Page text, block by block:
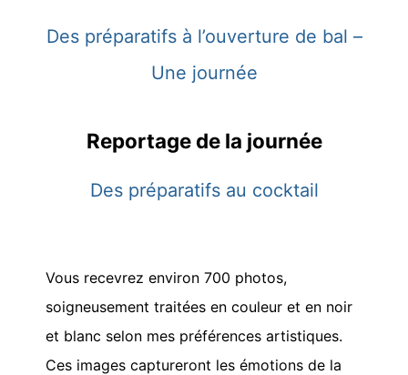
Des préparatifs à l’ouverture de bal –
Une journée
Reportage de la journée
Des préparatifs au cocktail
Vous recevrez environ 700 photos,
soigneusement traitées en couleur et en noir
et blanc selon mes préférences artistiques.
Ces images captureront les émotions de la